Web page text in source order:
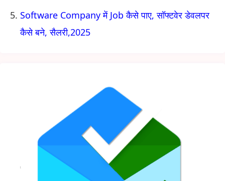
Software Company में Job कैसे पाए, सॉफ्टवेर डेवलपर
कैसे बने, सैलरी,2025